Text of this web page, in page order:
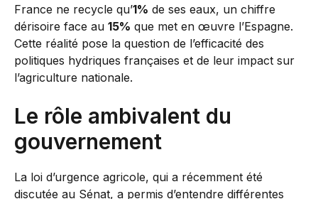
France ne recycle qu’1% de ses eaux, un chiffre
dérisoire face au 15% que met en œuvre l’Espagne.
Cette réalité pose la question de l’efficacité des
politiques hydriques françaises et de leur impact sur
l’agriculture nationale.
Le rôle ambivalent du
gouvernement
La loi d’urgence agricole, qui a récemment été
discutée au Sénat, a permis d’entendre différentes